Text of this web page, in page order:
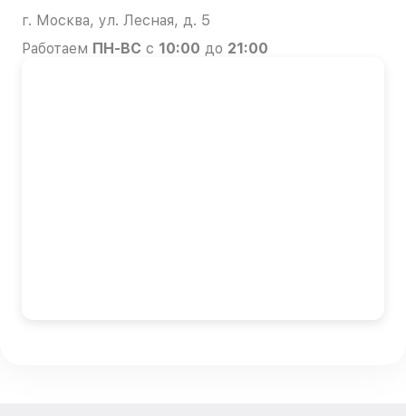
г. Москва, ул. Лесная, д. 5
Работаем ПН-ВС с 10:00 до 21:00